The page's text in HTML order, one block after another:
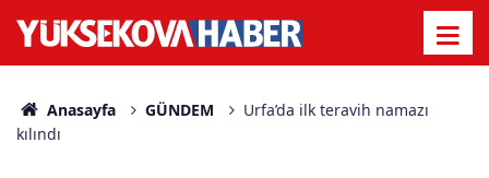
Anasayfa GÜNDEM
Urfa’da ilk teravih namazı
kılındı